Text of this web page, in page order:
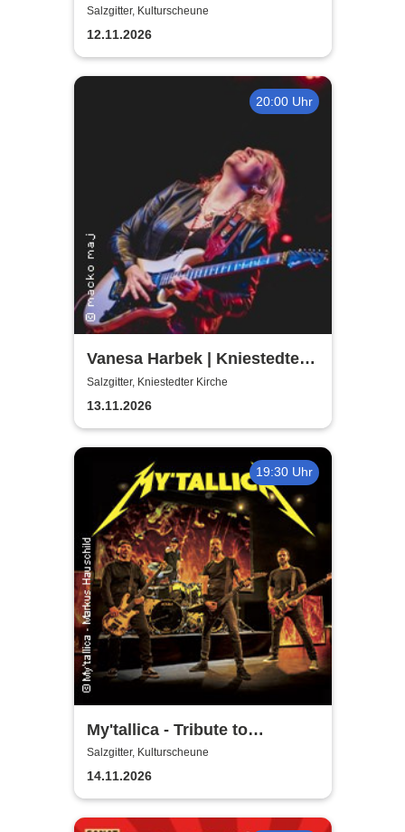
Fields
Salzgitter, Kulturscheune
12.11.2026
20:00 Uhr
Vanesa Harbek | Kniestedter
Kirche
Salzgitter, Kniestedter Kirche
13.11.2026
19:30 Uhr
My'tallica - Tribute to
Metallica
Salzgitter, Kulturscheune
14.11.2026